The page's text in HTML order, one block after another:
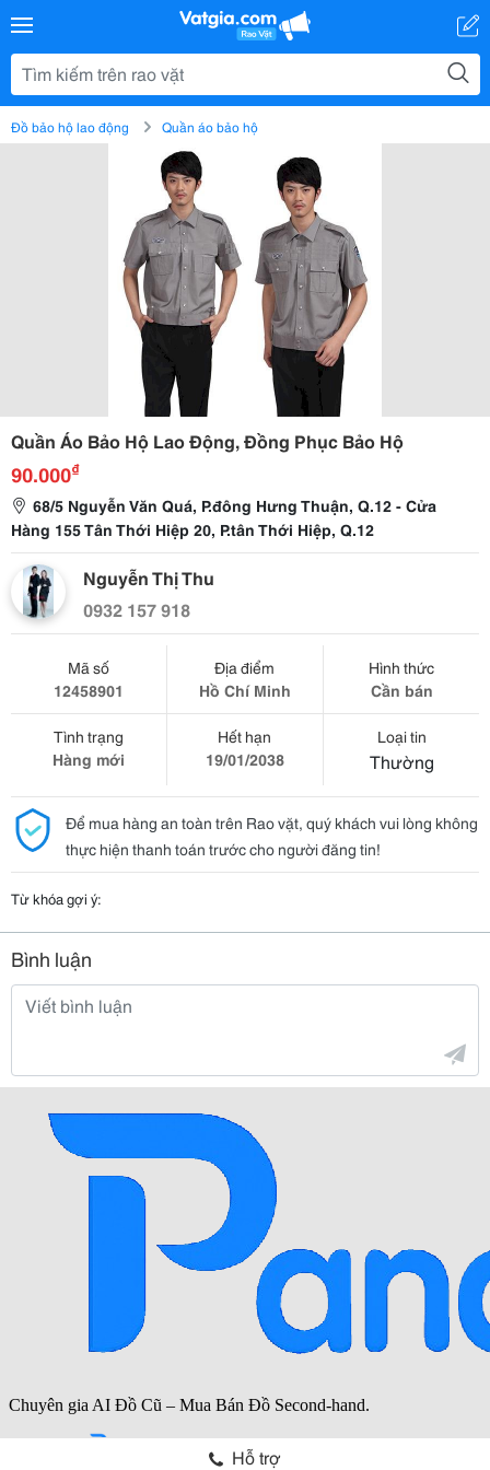
Đồ bảo hộ lao động Quần áo bảo hộ
Quần Áo Bảo Hộ Lao Động, Đồng Phục Bảo Hộ
90.000₫
68/5 Nguyễn Văn Quá, P.đông Hưng Thuận, Q.12 - Cửa
Hàng 155 Tân Thới Hiệp 20, P.tân Thới Hiệp, Q.12
Nguyễn Thị Thu
0932 157 918
Mã số
12458901
Địa điểm
Hồ Chí Minh
Hình thức
Cần bán
Tình trạng
Hàng mới
Hết hạn
19/01/2038
Loại tin
Thường
Để mua hàng an toàn trên Rao vặt, quý khách vui lòng không
thực hiện thanh toán trước cho người đăng tin!
Từ khóa gợi ý:
Bình luận
Hỗ trợ